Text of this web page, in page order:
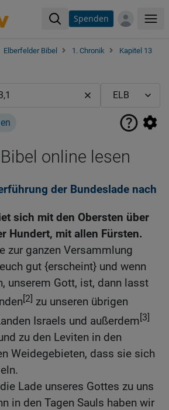
Spenden
Elberfelder Bibel 1. Chronik
Kapitel 13
online lesen
der Bundeslade nach
sich mit den Obersten über
Hundert, mit allen Fürsten.
zur ganzen Versammlung
gut {erscheint} und wenn
unserem Gott, ist, dann lasst
[2] zu unseren übrigen
Israels und außerdem[3]
zu den Leviten in den
Weidegebieten, dass sie sich
Lade unseres Gottes zu uns
in den Tagen Sauls haben wir